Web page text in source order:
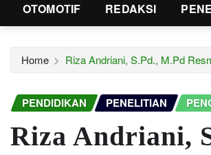
OTOMOTIF REDAKSI
Home Riza Andriani, S.Pd., M.Pd
PENDIDIKAN PENELITIAN
Riza Andriani,